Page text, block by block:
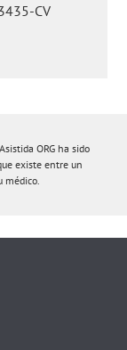
CV
ORG ha sido
existe entre un
médico.